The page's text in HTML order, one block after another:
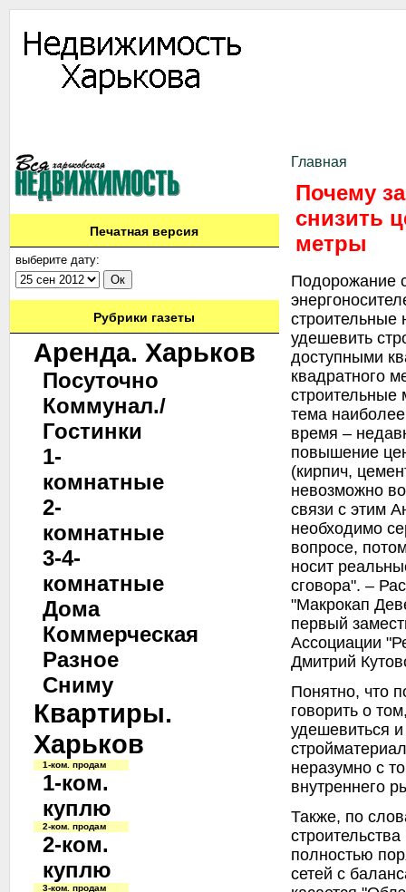
Печатная версия
выберите дату:
Рубрики газеты
Аренда. Харьков
Посуточно
Коммунал./
Гостинки
1-
комнатные
2-
комнатные
3-4-
комнатные
Дома
Коммерческая
Разное
Сниму
Квартиры.
Харьков
1-ком. продам
1-ком.
куплю
2-ком. продам
2-ком.
куплю
3-ком. продам
Главная
Почему
снизить
метры
Подорожание
удешевить
доступными
квадратного
строительные
тема
время –
повышение
(кирпич,
невозможно
связи с этим
необходимо
вопросе,
носит
сговора". –
"Макрокап
первый
Ассоциации
Дмитрий
Понятно, что
говорить о
удешевиться
неразумно с
внутреннего
Также, по
полностью
сетей с